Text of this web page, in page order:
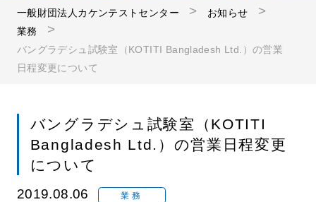
一般財団法人カケンテストセンター
お知らせ
業務
バングラデシュ試験室（KOTITI Bangladesh Ltd.）の営業
日程変更について
バングラデシュ試験室（KOTITI
Bangladesh Ltd.）の営業日程変更
について
2019.08.06 業務